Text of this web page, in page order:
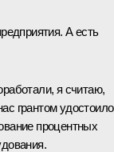
А есть
я считаю,
грантом
процентных